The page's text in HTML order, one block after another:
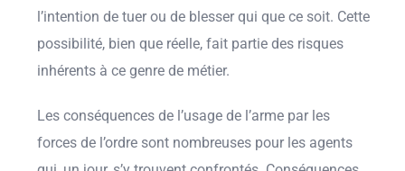
l’intention de tuer ou de blesser qui que ce soit. Cette
possibilité, bien que réelle, fait partie des risques
inhérents à ce genre de métier.
Les conséquences de l’usage de l’arme par les
forces de l’ordre sont nombreuses pour les agents